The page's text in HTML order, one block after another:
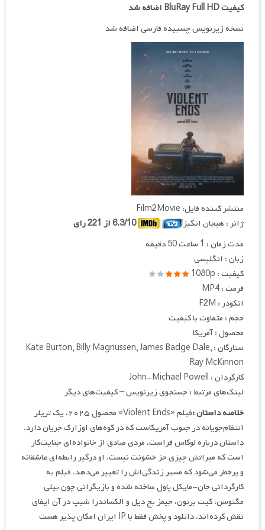
کیفیت BluRay Full HD اضافه شد
نسخه زیرنویس چسبیده فارسی اضافه شد
منتشر کننده فایل: Film2Movie
ژانر : هیجان انگیز
6.3/10 از 221 رای
مدت زمان : 1 ساعت 50 دقیقه
زبان : انگلیسی
کیفیت : 1080p
فرمت : MP4
انکودر : F2M
حجم : متفاوت با کیفیت
محصول : آمریکا
ستارگان : Kate Burton, Billy Magnussen, James Badge Dale,
Ray McKinnon
کارگردان : John-Michael Powell
لینک‌های مرتبط : جستجوی زیرنویس – کیفیت‌های دیگر
خلاصه داستان :
فیلم «Violent Ends» محصول ۲۰۲۵، یک تریلر
انتقام‌جویانه در جنوب آمریکاست که در کوه‌های اوزارک جریان دارد.
داستان درباره لوکاس فراست، مردی صادق از خانواده‌ای جنایت‌کار
است که میراثش چیزی جز خشونت نیست. او درگیر رابطه‌ای عاشقانه
و پرخطر می‌شود که مسیر زندگی‌اش را تغییر می‌دهد. فیلم به
کارگردانی جان-مایکل پاول ساخته شده و بازیگرانی چون بیلی
مگنوسن، کیت برتون، جیمز بج دیل و الکساندرا شیپ در آن ایفای
نقش کرده‌اند. دانلود و پخش فقط با IP ایران امکان پذیر هست